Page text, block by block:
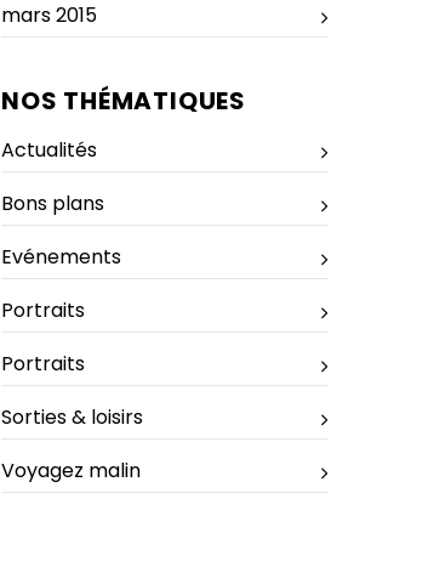
mars 2015
NOS THÉMATIQUES
Actualités
Bons plans
Evénements
Portraits
Portraits
Sorties & loisirs
Voyagez malin